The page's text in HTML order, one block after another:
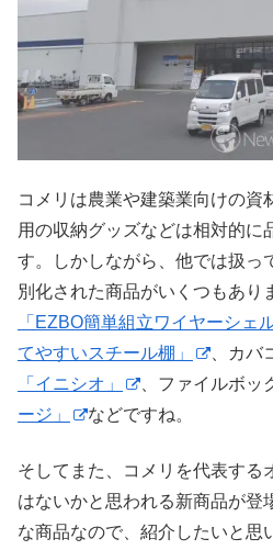
コメリは農業や建築業向けの資
用の収納グッズなどは相対的に
す。しかしながら、他では扱っ
別化された商品がいくつもあり
「EZBO簡単組立ワイヤーシェル
てやすいスチール棚」
、カ
「イニシオ」
、ファイルボッ
ージ」
などですね。
そしてまた、コメリを代表する
はないかと思われる新商品が登
な商品なので、紹介したいと思